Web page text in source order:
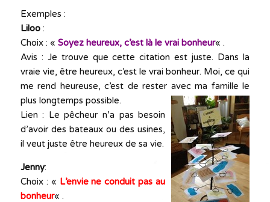
Exemples :
Liloo:
Choix : « Soyez heureux, c’est là le vrai bonheur« .
Avis : Je trouve que cette citation est juste. Dans la
vraie vie, être heureux, c’est le vrai bonheur. Moi, ce qui
me rend heureuse, c’est de rester avec ma famillele
plus longtemps possible.
Lien : Le pêcheur n’a pas besoin
d’avoir des bateaux ou des usines,
il veut juste être heureux de sa vie.
Jenny:
Choix : « L’envie ne conduit pas au
bonheur« .